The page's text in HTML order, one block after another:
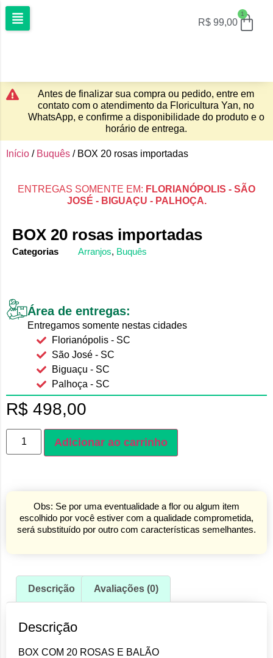
R$ 99,00
1
Antes de finalizar sua compra ou pedido, entre em
contato com o atendimento da Floricultura Yan, no
WhatsApp, e confirme a disponibilidade do produto e o
horário de entrega.
Início / Buquês / BOX 20 rosas importadas
ENTREGAS SOMENTE EM: FLORIANÓPOLIS - SÃO
JOSÉ - BIGUAÇU - PALHOÇA.
BOX 20 rosas importadas
Categorias Arranjos, Buquês
Área de entregas:
Entregamos somente nestas cidades
Florianópolis - SC
São José - SC
Biguaçu - SC
Palhoça - SC
R$ 498,00
Adicionar ao carrinho
Obs: Se por uma eventualidade a flor ou algum item
escolhido por você estiver com a qualidade comprometida,
será substituído por outro com características semelhantes.
Descrição Avaliações (0)
Descrição
BOX COM 20 ROSAS E BALÃO